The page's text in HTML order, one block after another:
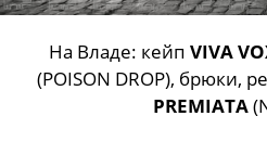
На Владе: кейп VIVA
(POISON DROP), брюки,
PREMIATA